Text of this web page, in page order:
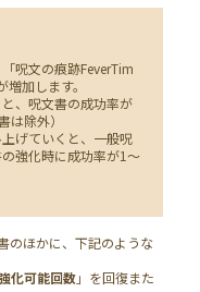
呪文の痕跡FeverTim
加します。
、呪文書の成功率が
除外）
げていくと、一般呪
強化時に成功率が1～
のほかに、下記のような
化可能回数」を回復また